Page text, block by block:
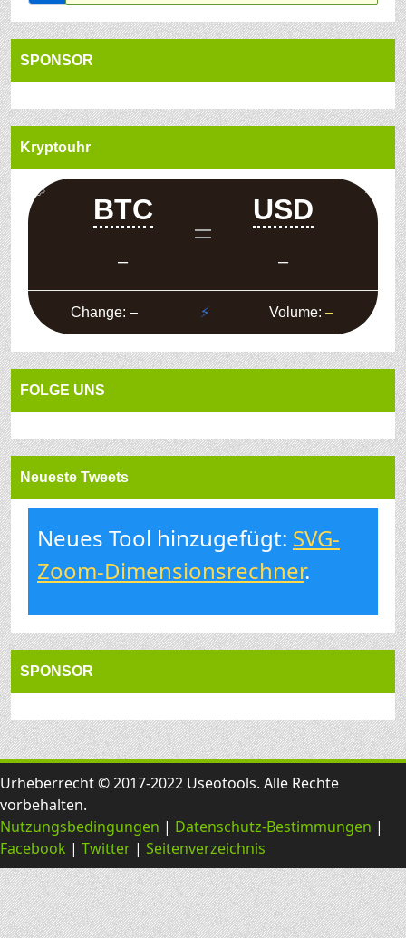
SPONSOR
Kryptouhr
FOLGE UNS
Neueste Tweets
Neues Tool hinzugefügt: SVG-
Zoom-Dimensionsrechner.
SPONSOR
Urheberrecht © 2017-2022 Useotools. Alle Rechte
vorbehalten.
Nutzungsbedingungen | Datenschutz-Bestimmungen |
Facebook | Twitter | Seitenverzeichnis